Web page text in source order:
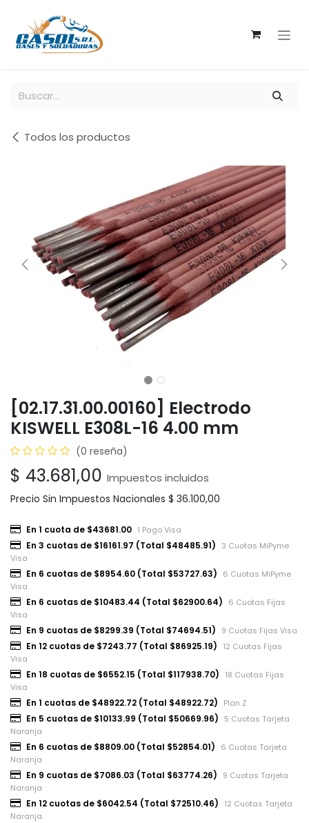
Todos los productos
[02.17.31.00.00160] Electrodo
KISWELL E308L-16 4.00 mm
(0 reseña)
$ 43.681,00 Impuestos incluidos
Precio Sin Impuestos Nacionales $ 36.100,00
En 1 cuota de $43681.00 1 Pago Visa
En 3 cuotas de $16161.97 (Total $48485.91)
3 Cuotas MiPyme
Visa
En 6 cuotas de $8954.60 (Total $53727.63)
6 Cuotas MiPyme
Visa
En 6 cuotas de $10483.44 (Total $62900.64)
6 Cuotas Fijas
Visa
En 9 cuotas de $8299.39 (Total $74694.51) 9 Cuotas Fijas Visa
En 12 cuotas de $7243.77 (Total $86925.19)
12 Cuotas Fijas
Visa
En 18 cuotas de $6552.15 (Total $117938.70)
18 Cuotas Fijas
Visa
En 1 cuotas de $48922.72 (Total $48922.72) Plan Z
En 5 cuotas de $10133.99 (Total $50669.96)
5 Cuotas Tarjeta
Naranja
En 6 cuotas de $8809.00 (Total $52854.01)
6 Cuotas Tarjeta
Naranja
En 9 cuotas de $7086.03 (Total $63774.26)
9 Cuotas Tarjeta
Naranja
En 12 cuotas de $6042.54 (Total $72510.46)
12 Cuotas Tarjeta
Naranja